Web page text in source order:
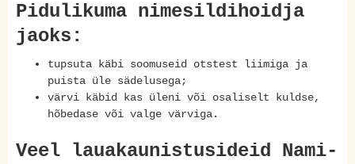
Pidulikuma nimesildihoidja
jaoks:
tupsuta käbi soomuseid otstest liimiga ja
puista üle sädelusega;
värvi käbid kas üleni või osaliselt kuldse,
hõbedase või valge värviga.
Veel lauakaunistusideid Nami-